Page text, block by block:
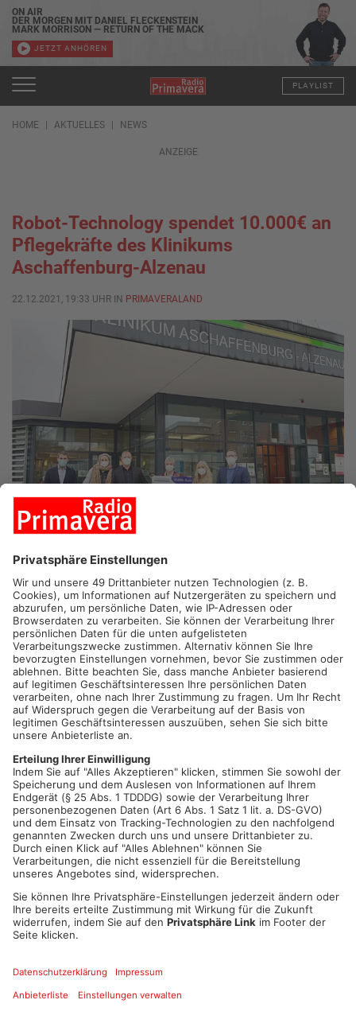
ON AIR
DER MORGEN MIT DANIEL FLECKENSTEIN
MARK MORRISON — RETURN OF THE MACK
JETZT ANHÖREN
PLAYLIST
HOME AKTUELLES NEWS
ANZEIGE
Robot-Technology spendet 10.000€ an
Pflegekräfte des Klinikums
Aschaffenburg-Alzenau
22.12.2021, 19:33 UHR IN PRIMAVERALAND
ASCHAFFENBURG.Die Firma ROBOT-TECHNOLOGY GMBH
hat den Pflegekräften des Klinikums die stolze Summe von
10.000 Euro gespendet. Stefan Maier, Geschäftsfüh-rer von
Robot-Technology überreichte im Beisein des
Aufsichtsratsvorsit-zenden des Klinikums Landrat Dr.
Alexander Legler, den Geschäftsführern des Klinikums Katrin
Reiser und Sebastian Lehotzki sowie der zentralen
Pflegedienstleitung Ulrike Strobel den Spendenscheck.
Maier spricht seinen großen Respekt für die täglich geleistete
Arbeit und insbesondere für den Einsatz während der Corona-
Pandemie aus: „Die ge-samte Belegschaft von ROBOT-
TECHNOLOGY möchte sich mit der großzügi-gen Spende ganz
herzlich bei allen Pflegekräften des Klinikums für ihre ge-
leistete Arbeit bedanken.“
Geschäftsführerin Katrin Reiser: „Wir danken Robot-
Technology für diese großzügige Spende. Mit dem Geld
möchten wir unserer Pflege den Ar-beitsalltag etwas
angenehmer gestalten und zwei brainLight-Massage-Ses-sel
beschaffen, die an beiden Standorten – Aschaffenburg und
Alzenau -zum Einsatz kommen.“
Quelle: Klinikum Aschaffenburg-Alzenau